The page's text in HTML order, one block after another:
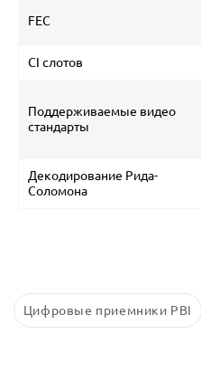
FEC
CI слотов
Поддерживаемые видео
стандарты
Декодирование Рида-
Соломона
Цифровые приемники PBI